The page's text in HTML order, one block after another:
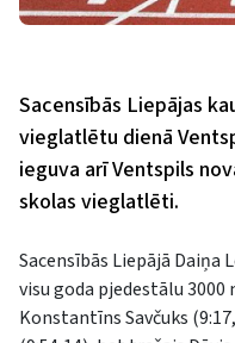
Sacensībās Liepājas
vieglatlētu dienā
ieguva arī Ventspils
skolas vieglatlēti.
Sacensībās Liepājā
visu goda pjedestālu
Konstantīns Savčuks